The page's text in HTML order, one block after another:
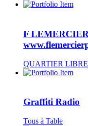
F
QUARTIER LIBRE
Graffiti Radio
Tous à Table